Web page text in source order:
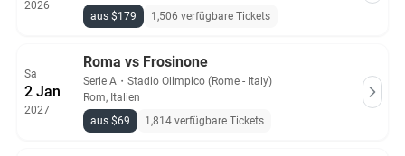
2026
aus $179
1,506 verfügbare Tickets
Sa
2 Jan
2027
Roma vs Frosinone
Serie A ・ Stadio Olimpico (Rome - Italy)
Rom, Italien
aus $69
1,814 verfügbare Tickets